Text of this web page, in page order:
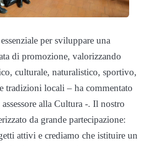
per sviluppare una
di promozione, valorizzando
culturale, naturalistico, sportivo,
tradizioni locali – ha commentato
assessore alla Cultura -. Il nostro
da grande partecipazione:
attivi e crediamo che istituire un